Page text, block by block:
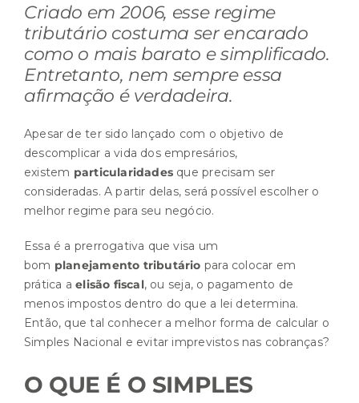
Criado em 2006, esse regime
tributário costuma ser encarado
como o mais barato e simplificado.
Entretanto, nem sempre essa
afirmação é verdadeira.
Apesar de ter sido lançado com o objetivo de
descomplicar a vida dos empresários,
existem particularidades que precisam ser
consideradas. A partir delas, será possível escolher o
melhor regime para seu negócio.
Essa é a prerrogativa que visa um
bom planejamento tributário para colocar em
prática a elisão fiscal, ou seja, o pagamento de
menos impostos dentro do que a lei determina.
Então, que tal conhecer a melhor forma de calcular o
Simples Nacional e evitar imprevistos nas cobranças?
O QUE É O SIMPLES